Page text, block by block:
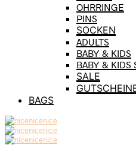
OHRRINGE
PINS
SOCKEN
ADULTS
BABY & KIDS
BABY & KIDS
SALE
BAGS